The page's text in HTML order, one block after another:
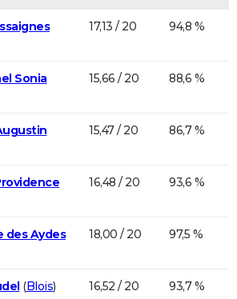
17,13 / 20 94,8 %
Sonia
15,66 / 20 88,6 %
15,47 / 20 86,7 %
16,48 / 20 93,6 %
des Aydes
18,00 / 20 97,5 %
(Blois) 16,52 / 20 93,7 %